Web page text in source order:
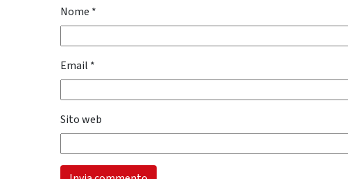
Nome *
Email *
Sito web